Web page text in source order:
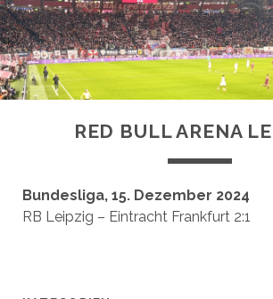
RED BULL ARENA
Bundesliga, 15. Dezember 2024
RB Leipzig – Eintracht Frankfurt 2:1